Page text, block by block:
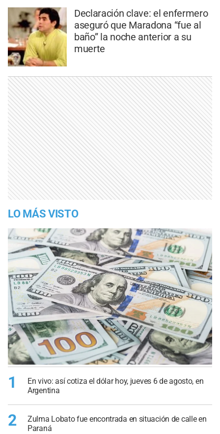
Declaración clave: el enfermero
aseguró que Maradona “fue al
baño” la noche anterior a su
muerte
LO MÁS VISTO
1
En vivo: así cotiza el dólar hoy, jueves 6 de agosto, en
Argentina
2
Zulma Lobato fue encontrada en situación de calle en
Paraná